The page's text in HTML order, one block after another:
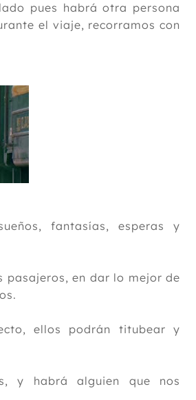
pues habrá otra persona
el viaje, recorramos con
fantasías, esperas y
pasajeros, en dar lo mejor de
ellos podrán titubear y
y habrá alguien que nos